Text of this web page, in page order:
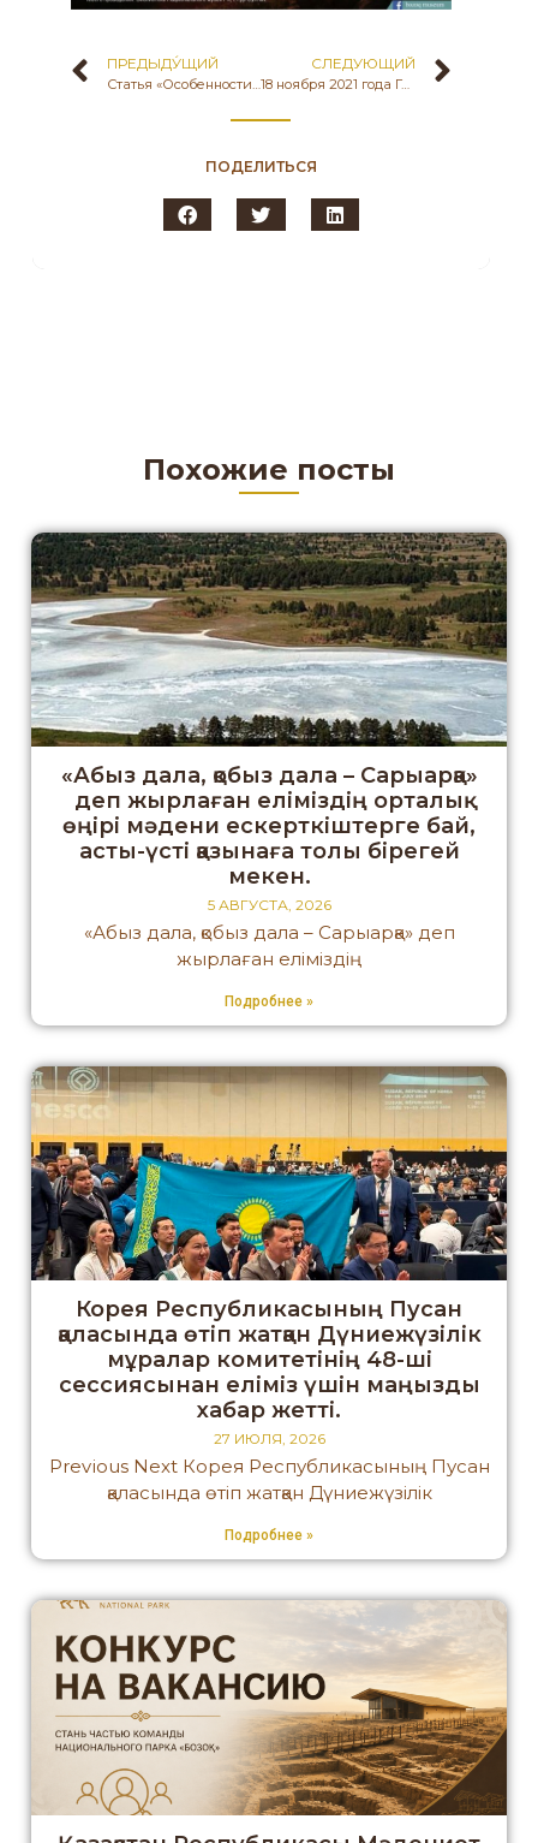
ПРЕДЫДУ́ЩИЙ
Статья «Особенности строительных конструкций Сарыарки» Айнагуль Ганиевой, ученого секретаря музея-заповедника «Бозок», кандидата исторических наук на портале «Qazaqstan tarihy»
СЛЕДУЮЩИЙ
18 ноября 2021 года Государственный историко-культурный музей-заповедник «Бозок» МКС РК совместно с Институтом археологии им. А.Х.Маргулана Комитета науки МОН РК в рамках 30-летия Независимости Республики Казахстан провел Международный научный семинар на тему «Металлургия степной Евразии: опыт изучения и репрезентации древних технологий», посвященный Дню Первого Президента РК.
ПОДЕЛИТЬСЯ
Похожие посты
«Абыз дала, қобыз дала – Сарыарқа»
деп жырлаған еліміздің орталық
өңірі мәдени ескерткіштерге бай,
асты-үсті қазынаға толы бірегей
мекен.
5 АВГУСТА, 2026
«Абыз дала, қобыз дала – Сарыарқа» деп
жырлаған еліміздің
Подробнее »
Корея Республикасының Пусан
қаласында өтіп жатқан Дүниежүзілік
мұралар комитетінің 48-ші
сессиясынан еліміз үшін маңызды
хабар жетті.
27 ИЮЛЯ, 2026
Previous Next Корея Республикасының Пусан
қаласында өтіп жатқан Дүниежүзілік
Подробнее »